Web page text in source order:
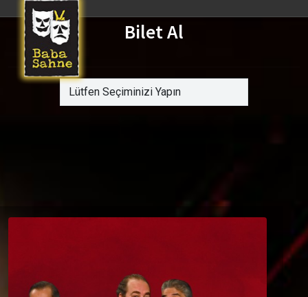
Bilet Al